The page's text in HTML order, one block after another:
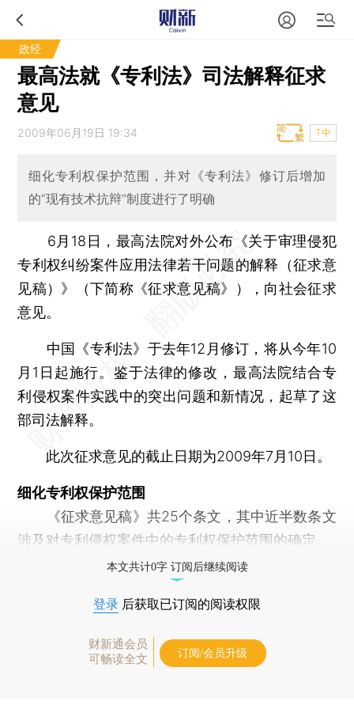
政经
最高法就《专利法》司法解释征求
意见
2009年06月19日 19:34 T中
细化专利权保护范围，并对《专利法》修订后增加
的“现有技术抗辩”制度进行了明确
6月18日，最高法院对外公布《关于审理侵犯
专利权纠纷案件应用法律若干问题的解释（征求意
见稿）》（下简称《征求意见稿》），向社会征求
意见。
中国《专利法》于去年12月修订，将从今年10
月1日起施行。鉴于法律的修改，最高法院结合专
利侵权案件实践中的突出问题和新情况，起草了这
部司法解释。
此次征求意见的截止日期为2009年7月10日。
细化专利权保护范围
《征求意见稿》共25个条文，其中近半数条文
涉及对专利侵权案件中的专利权保护范围的确定。
本文共计0字 订阅后继续阅读
登录 后获取已订阅的阅读权限
财新通会员
可畅读全文
订阅/会员升级